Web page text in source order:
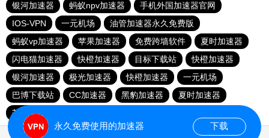
银河加速器
蚂蚁npv加速器
手机外国加速器官网
IOS-VPN
一元机场
油管加速器永久免费版
蚂蚁vp加速器
苹果加速器 免费跨墙软件
夏时加速器
闪电猫加速器
快橙加速器 目标下载站
快橙加速器
银河加速器
极光加速器 快橙加速器
一元机场
巴博下载站
CC加速器 黑豹加速器
夏时加速器
芒果加速器
永久免费使用的加速器 下载